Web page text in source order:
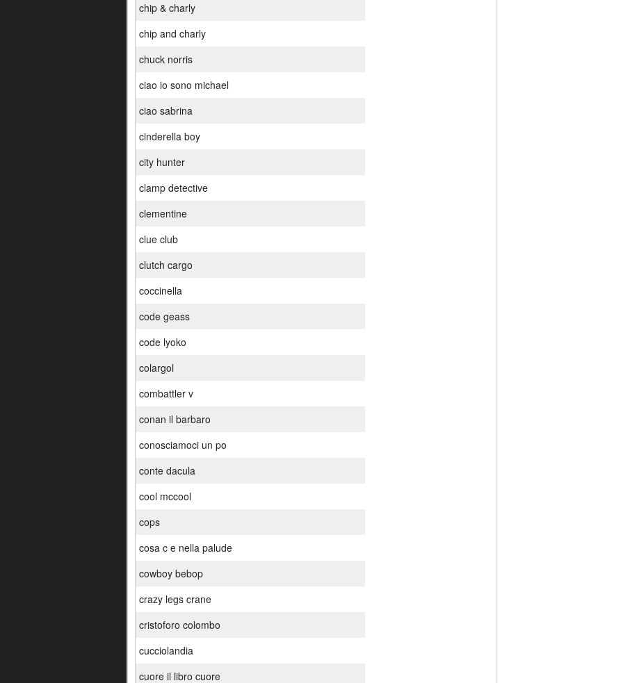
chip & charly
chip and charly
chuck norris
ciao io sono michael
ciao sabrina
cinderella boy
city hunter
clamp detective
clementine
clue club
clutch cargo
coccinella
code geass
code lyoko
colargol
combattler v
conan il barbaro
conosciamoci un po
conte dacula
cool mccool
cops
cosa c e nella palude
cowboy bebop
crazy legs crane
cristoforo colombo
cucciolandia
cuore il libro cuore